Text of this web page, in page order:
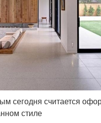
сегодня считается
стиле